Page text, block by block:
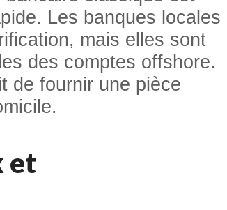
Les banques locales
mais elles sont
des comptes offshore.
de fournir une pièce
et